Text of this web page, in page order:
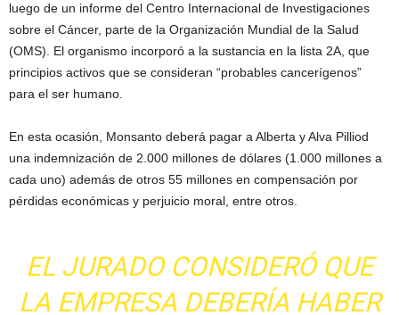
luego de un informe del Centro Internacional de Investigaciones
sobre el Cáncer, parte de la Organización Mundial de la Salud
(OMS). El organismo incorporó a la sustancia en la lista 2A, que
principios activos que se consideran “probables cancerígenos”
para el ser humano.
En esta ocasión, Monsanto deberá pagar a Alberta y Alva Pilliod
una indemnización de 2.000 millones de dólares (1.000 millones a
cada uno) además de otros 55 millones en compensación por
pérdidas económicas y perjuicio moral, entre otros.
EL JURADO CONSIDERÓ QUE
LA EMPRESA DEBERÍA HABER